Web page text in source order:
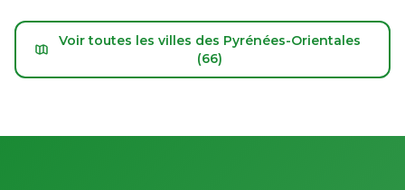
Voir toutes les villes des Pyrénées-Orientales
(66)